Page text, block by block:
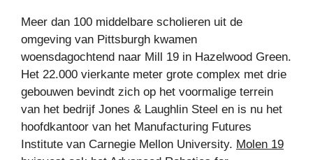
Meer dan 100 middelbare scholieren uit de
omgeving van Pittsburgh kwamen
woensdagochtend naar Mill 19 in Hazelwood Green.
Het 22.000 vierkante meter grote complex met drie
gebouwen bevindt zich op het voormalige terrein
van het bedrijf Jones & Laughlin Steel en is nu het
hoofdkantoor van het Manufacturing Futures
Institute van Carnegie Mellon University. Molen 19